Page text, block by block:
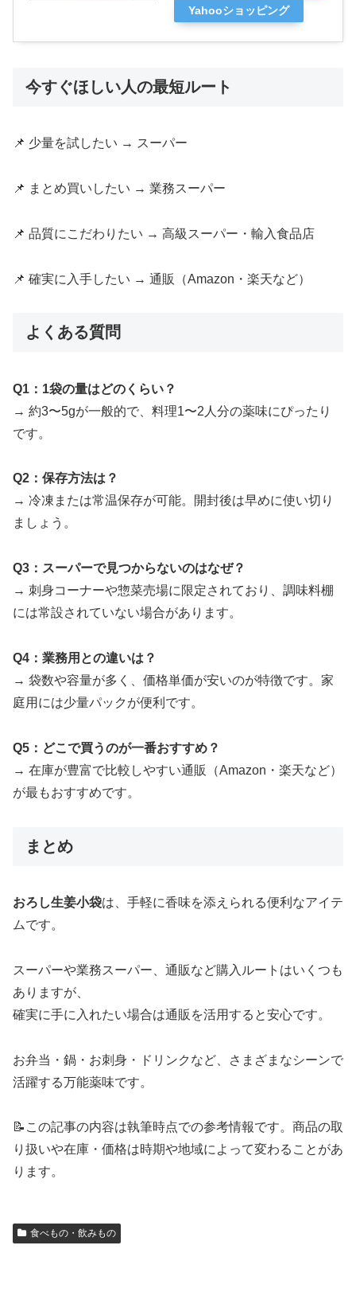
Yahooショッピング
今すぐほしい人の最短ルート
📌 少量を試したい → スーパー
📌 まとめ買いしたい → 業務スーパー
📌 品質にこだわりたい → 高級スーパー・輸入食品店
📌 確実に入手したい → 通販（Amazon・楽天など）
よくある質問
Q1：1袋の量はどのくらい？
→ 約3〜5gが一般的で、料理1〜2人分の薬味にぴったり
です。
Q2：保存方法は？
→ 冷凍または常温保存が可能。開封後は早めに使い切り
ましょう。
Q3：スーパーで見つからないのはなぜ？
→ 刺身コーナーや惣菜売場に限定されており、調味料棚
には常設されていない場合があります。
Q4：業務用との違いは？
→ 袋数や容量が多く、価格単価が安いのが特徴です。家
庭用には少量パックが便利です。
Q5：どこで買うのが一番おすすめ？
→ 在庫が豊富で比較しやすい通販（Amazon・楽天など）
が最もおすすめです。
まとめ
おろし生姜小袋は、手軽に香味を添えられる便利なアイテ
ムです。
スーパーや業務スーパー、通販など購入ルートはいくつも
ありますが、
確実に手に入れたい場合は通販を活用すると安心です。
お弁当・鍋・お刺身・ドリンクなど、さまざまなシーンで
活躍する万能薬味です。
📝この記事の内容は執筆時点での参考情報です。商品の取
り扱いや在庫・価格は時期や地域によって変わることがあ
ります。
食べもの・飲みもの